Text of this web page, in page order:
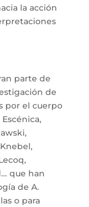
la acción
parte de
de
por el cuerpo
que han
de A.
o para